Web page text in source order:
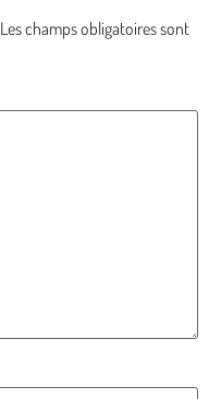
Les champs obligatoires sont